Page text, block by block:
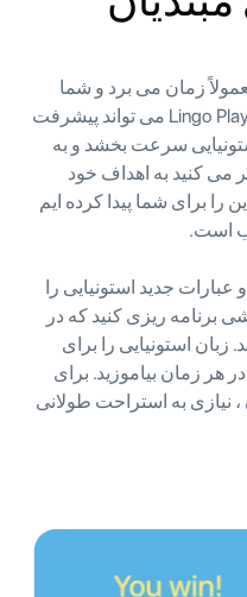
زمان می برد و شما
باید با خود صبور باشید. استفاده از Lingo Play می تواند پیشرفت
سرعت بخشد و به
می کنید به اهداف خود
را برای شما پیدا کرده ایم
است.
جدید استونیایی را
ریزی کنید که در
زبان استونیایی را برای
مبتدیان آنلاین با برنامه Lingo Play در هر زمان بیاموزید. برای
نیازی به استراحت طولانی